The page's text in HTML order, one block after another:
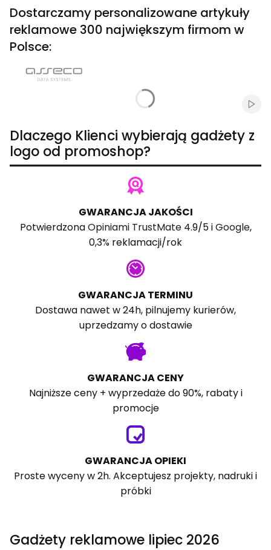
Dostarczamy personalizowane artykuły
reklamowe 300 największym firmom w
Polsce:
Dlaczego Klienci wybierają gadżety z
logo od promoshop?
GWARANCJA JAKOŚCI
PotwierdzonaOpiniami TrustMate4.9/5 iGoogle,
0,3% reklamacji/rok
GWARANCJA TERMINU
Dostawa nawet w 24h, pilnujemy kurierów,
uprzedzamy o dostawie
GWARANCJA CENY
Najniższe ceny + wyprzedaże do 90%, rabaty i
promocje
GWARANCJA OPIEKI
Proste wyceny w 2h. Akceptujesz projekty, nadruki i
próbki
Gadżety reklamowe lipiec 2026